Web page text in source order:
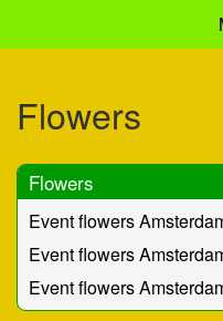
Flowers
Flowers
Event flowers
Event flowers
Event flowers